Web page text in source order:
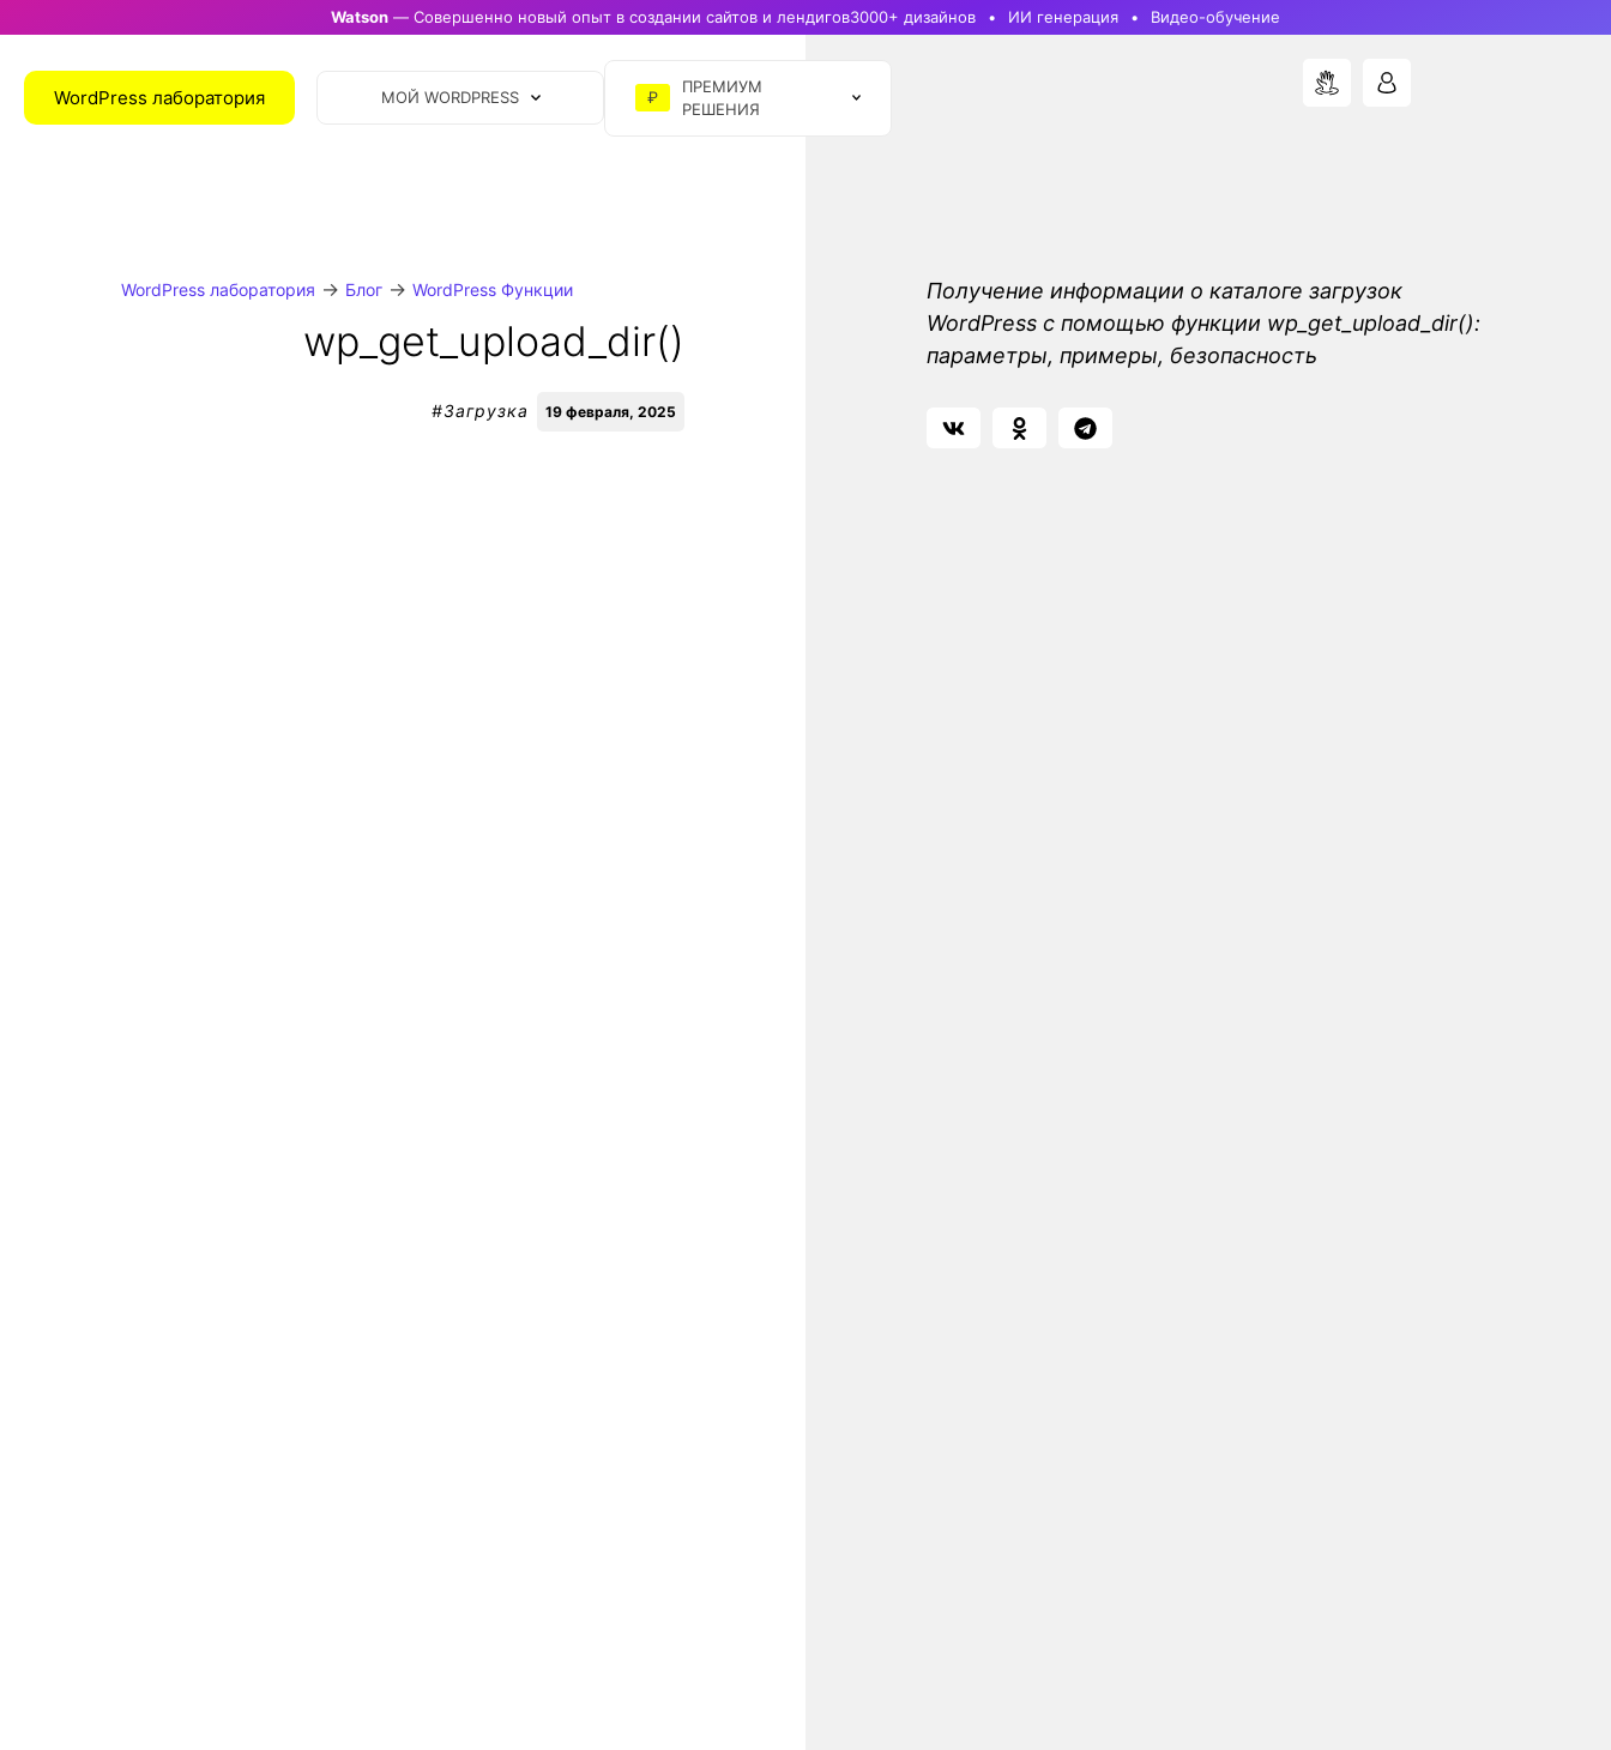
Watson — Совершенно новый опыт в создании сайтов и лендигов3000+ дизайнов ИИ генерация Видео-обучение
WordPress лаборатория МОЙ WORDPRESS ₽
ПРЕМИУМ
РЕШЕНИЯ
WordPress лаборатория → Блог→ WordPress Функции
wp_get_upload_dir()
19 февраля, 2025
#Загрузка
Получение информации о каталоге загрузок
WordPress с помощью функции wp_get_upload_dir():
параметры, примеры, безопасность